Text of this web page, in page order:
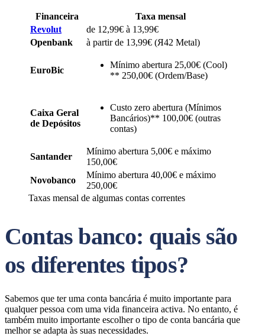
Financeira
Taxa mensal
Revolut
de 12,99€ à 13,99€
Openbank
à partir de 13,99€ (Я42 Metal)
EuroBic
Mínimo abertura 25,00€ (Cool)
** 250,00€ (Ordem/Base)
Caixa Geral
de Depósitos
Custo zero abertura (Mínimos
Bancários)** 100,00€ (outras
contas)
Santander
Mínimo abertura 5,00€ e máximo
150,00€
Novobanco
Mínimo abertura 40,00€ e máximo
250,00€
Taxas mensal de algumas contas correntes
Contas banco: quais são
os diferentes tipos?
Sabemos que ter uma conta bancária é muito importante para
qualquer pessoa com uma vida financeira activa. No entanto, é
também muito importante escolher o tipo de conta bancária que
melhor se adapta às suas necessidades.